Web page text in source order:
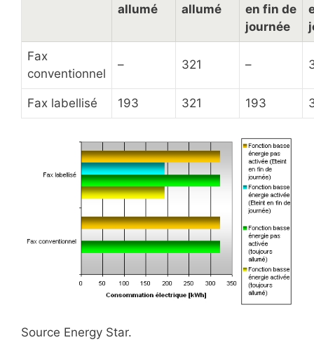
allumé
allumé
en fin de
journée
Fax
conventionnel
– 321 –
Fax labellisé 193 321 193
Source Energy Star.